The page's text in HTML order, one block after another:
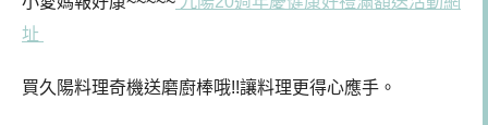
址
買久陽料理奇機送磨廚棒哦!!讓料理更得心應手。